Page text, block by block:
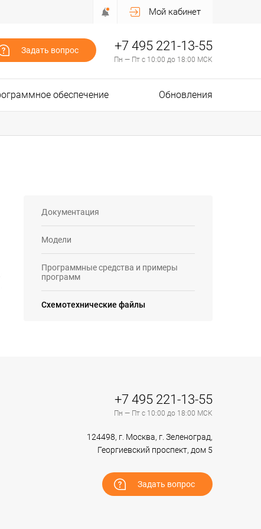
Мой кабинет
Задать вопрос +7 495 221-13-55
Пн — Пт с 10:00 до 18:00 МСК
обеспечение Обновления
Документация
Модели
Программные средства и примеры
программ
Схемотехнические файлы
+7 495 221-13-55
Пн — Пт с 10:00 до 18:00 МСК
124498, г. Москва, г. Зеленоград,
Георгиевский проспект, дом 5
Задать вопрос